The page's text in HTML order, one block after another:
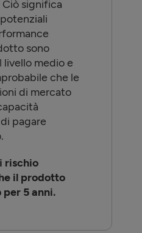
Ciò significa
sono
medio e
che le
di mercato
pagare
rischio
il prodotto
5 anni.